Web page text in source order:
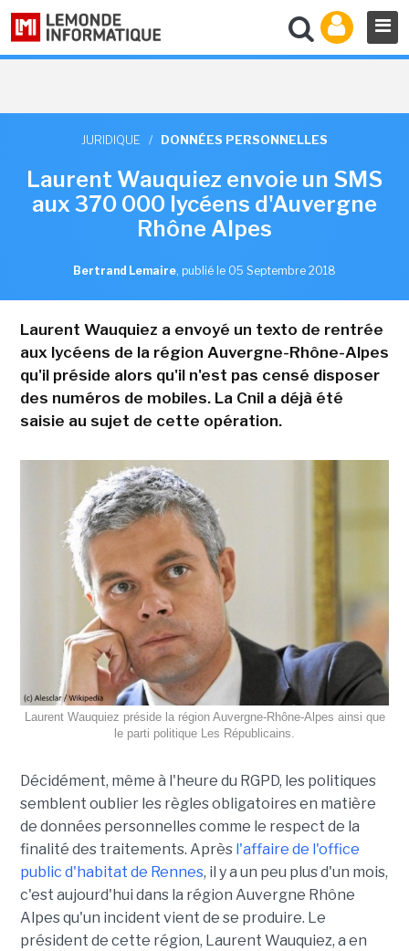
JURIDIQUE / DONNÉES PERSONNELLES
Laurent Wauquiez envoie un SMS
aux 370 000 lycéens d'Auvergne
Rhône Alpes
Bertrand Lemaire, publié le 05 Septembre 2018
Laurent Wauquiez a envoyé un texto de rentrée
aux lycéens de la région Auvergne-Rhône-Alpes
qu'il préside alors qu'il n'est pas censé disposer
des numéros de mobiles. La Cnil a déjà été
saisie au sujet de cette opération.
Laurent Wauquiez préside la région Auvergne-Rhône-Alpes ainsi que
le parti politique Les Républicains.
Décidément, même à l'heure du RGPD, les politiques
semblent oublier les règles obligatoires en matière
de données personnelles comme le respect de la
finalité des traitements. Après l'affaire de l'office
public d'habitat de Rennes, il y a un peu plus d'un mois,
c'est aujourd'hui dans la région Auvergne Rhône
Alpes qu'un incident vient de se produire. Le
président de cette région, Laurent Wauquiez, a en